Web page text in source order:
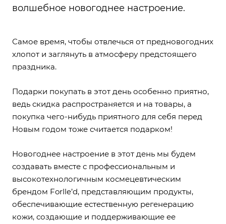
волшебное новогоднее настроение.
Самое время, чтобы отвлечься от предновогодних
хлопот и заглянуть в атмосферу предстоящего
праздника.
Подарки покупать в этот день особенно приятно,
ведь скидка распространяется и на товары, а
покупка чего-нибудь приятного для себя перед
Новым годом тоже считается подарком!
Новогоднее настроение в этот день мы будем
создавать вместе с профессиональным и
высокотехнологичным космецевтическим
брендом Forlle’d, представляющим продукты,
обеспечивающие естественную регенерацию
кожи, создающие и поддерживающие ее